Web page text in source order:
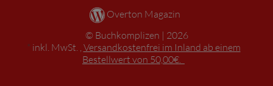
Overton Magazin
Buchkomplizen
2026
* inkl. MwSt. , Versandkostenfrei im Inland ab einem
Bestellwert von 50,00€.